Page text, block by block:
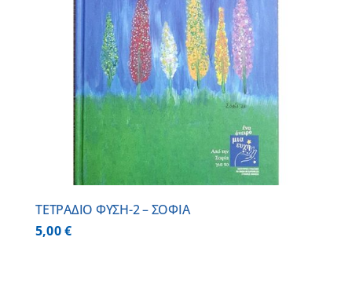
ΤΕΤΡΑΔΙΟ ΦΥΣΗ-2 – ΣΟΦΙΑ
5,00€